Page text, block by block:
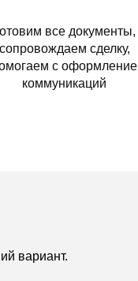
все документы,
сделку,
с оформление
коммуникаций
вариант.